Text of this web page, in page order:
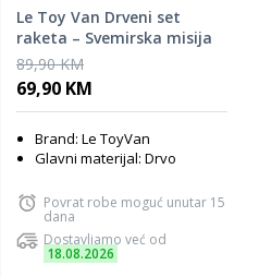
Le Toy Van Drveni set
raketa – Svemirska misija
89,90 KM
69,90 KM
Brand: Le ToyVan
Glavni materijal: Drvo
Povrat robe moguć unutar 15
dana
Dostavljamo već od
18.08.2026